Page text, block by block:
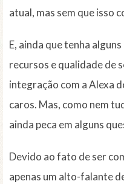
atual, mas sem que isso
E, ainda que tenha
recursos e qualidade de
integração com a Alexa
caros. Mas, como nem
ainda peca em alguns
Devido ao fato de ser
apenas um alto-falante